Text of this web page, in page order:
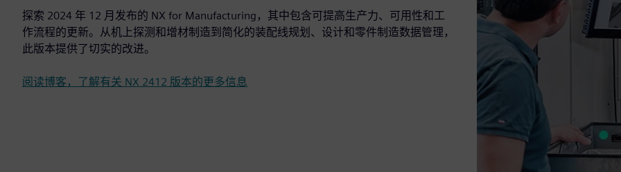
探索 2024 年 12 月发布的 NX for Manufacturing，其中包含可提高生产力、可用性和工
作流程的更新。从机上探测和增材制造到简化的装配线规划、设计和零件制造数据管理，
此版本提供了切实的改进。
阅读博客，了解有关 NX 2412 版本的更多信息